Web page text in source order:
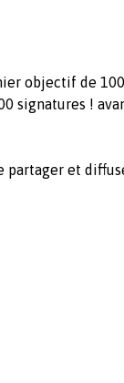
objectif de
signatures !
partager et